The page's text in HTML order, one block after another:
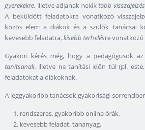
gyerekekre, illetve adjanak nekiktöbb
A beküldött feladatokra vonatkozó
közös elem a diákok és a szülők tanácsai
kevesebb feladatra,kisebb terhelésre vonatkozó
Gyakori kérés még, hogy a pedagógusok az
tanítsanak, illetve ne tanítási időn túl (pl.
feladatokat a diákoknak.
A leggyakoribb tanácsok gyakorisági
rendszeres, gyakoribb online órák,
kevesebb feladat, tananyag,